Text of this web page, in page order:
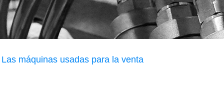
Las máquinas usadas para la venta